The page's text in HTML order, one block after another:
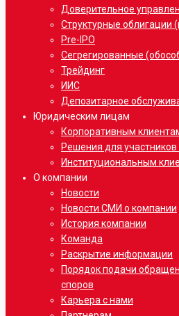
Доверительное
Структурные облигации
Pre-IPO
Сегрегированные
Трейдинг
ИИС
Депозитарное
Юридическим лицам
Корпоративным
Решения для
Институциональным
О компании
Новости
Новости СМИ о компании
История компании
Команда
Раскрытие информации
Порядок подачи
споров
Карьера с нами